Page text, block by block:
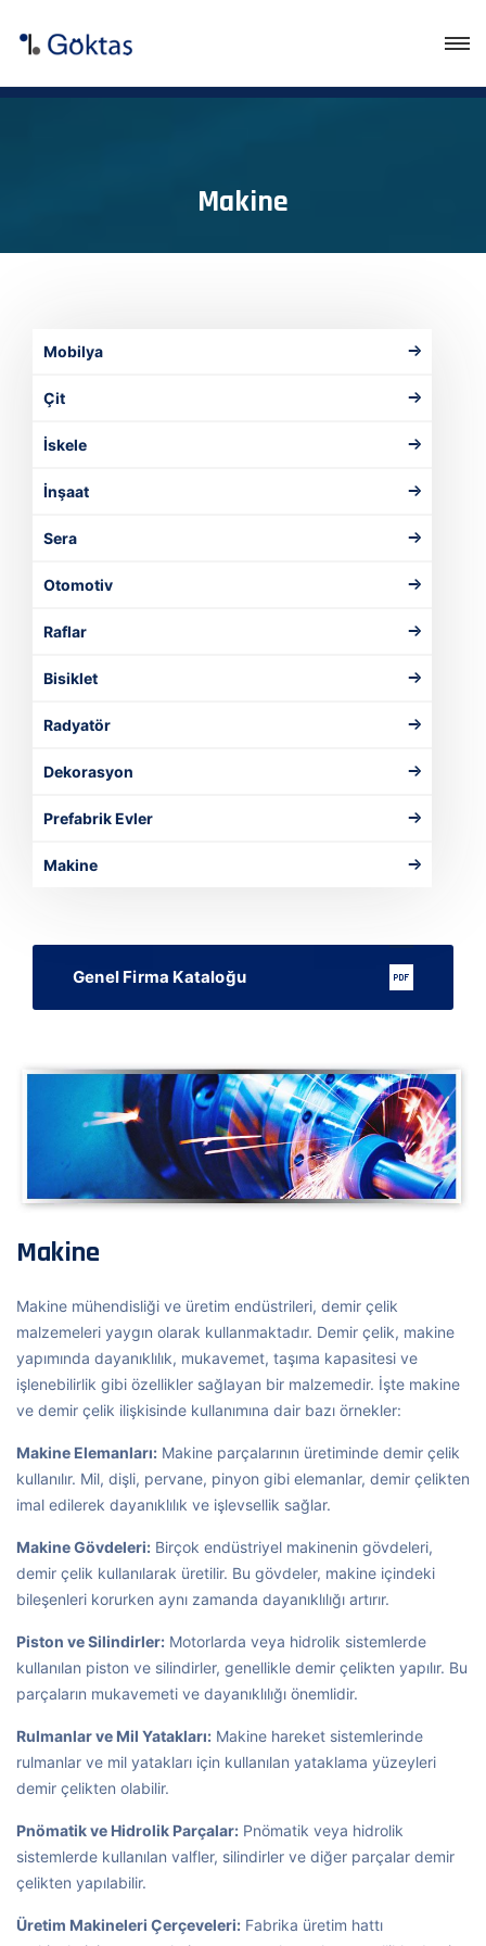
Makine
Mobilya
Çit
İskele
İnşaat
Sera
Otomotiv
Raflar
Bisiklet
Radyatör
Dekorasyon
Prefabrik Evler
Makine
Genel Firma Kataloğu
Makine
Makine mühendisliği ve üretim endüstrileri, demir çelik
malzemeleri yaygın olarak kullanmaktadır. Demir çelik, makine
yapımında dayanıklılık, mukavemet, taşıma kapasitesi ve
işlenebilirlik gibi özellikler sağlayan bir malzemedir. İşte makine
ve demir çelik ilişkisinde kullanımına dair bazı örnekler:
Makine Elemanları: Makine parçalarının üretiminde demir çelik
kullanılır. Mil, dişli, pervane, pinyon gibi elemanlar, demir çelikten
imal edilerek dayanıklılık ve işlevsellik sağlar.
Makine Gövdeleri: Birçok endüstriyel makinenin gövdeleri,
demir çelik kullanılarak üretilir. Bu gövdeler, makine içindeki
bileşenleri korurken aynı zamanda dayanıklılığı artırır.
Piston ve Silindirler: Motorlarda veya hidrolik sistemlerde
kullanılan piston ve silindirler, genellikle demir çelikten yapılır. Bu
parçaların mukavemeti ve dayanıklılığı önemlidir.
Rulmanlar ve Mil Yatakları: Makine hareket sistemlerinde
rulmanlar ve mil yatakları için kullanılan yataklama yüzeyleri
demir çelikten olabilir.
Pnömatik ve Hidrolik Parçalar: Pnömatik veya hidrolik
sistemlerde kullanılan valfler, silindirler ve diğer parçalar demir
çelikten yapılabilir.
Üretim Makineleri Çerçeveleri: Fabrika üretim hattı